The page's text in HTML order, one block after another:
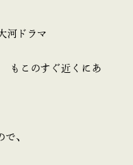
河ドラマ
もこのすぐ近くにあ
、